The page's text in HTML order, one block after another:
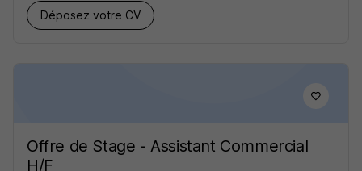
Déposez votre CV
Offre de Stage - Assistant Commercial
H/F